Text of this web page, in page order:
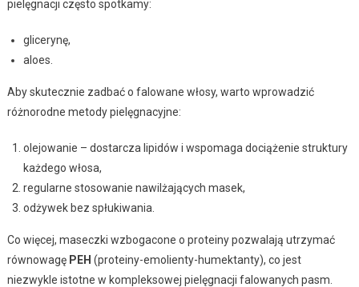
pielęgnacji często spotkamy:
glicerynę,
aloes.
Aby skutecznie zadbać o falowane włosy, warto wprowadzić
różnorodne metody pielęgnacyjne:
olejowanie – dostarcza lipidów i wspomaga dociążenie struktury
każdego włosa,
regularne stosowanie nawilżających masek,
odżywek bez spłukiwania.
Co więcej, maseczki wzbogacone o proteiny pozwalają utrzymać
równowagę PEH (proteiny-emolienty-humektanty), co jest
niezwykle istotne w kompleksowej pielęgnacji falowanych pasm.